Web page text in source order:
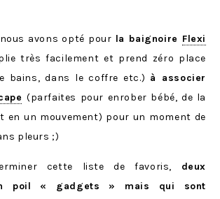
nous avons opté pour la baignoire Flexi
très facilement et prend zéro place
bains, dans le coffre etc.) à associer
(parfaites pour enrober bébé, de la
en un mouvement) pour un moment de
pleurs ;)
cette liste de favoris, deux
poil « gadgets » mais qui sont